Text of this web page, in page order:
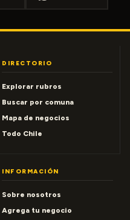
DIRECTORIO
Explorar rubros
Buscar por comuna
Mapa de negocios
Todo Chile
INFORMACIÓN
Sobre nosotros
Agrega tu negocio